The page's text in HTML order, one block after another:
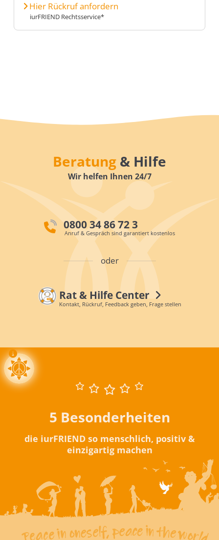
Hier Rückruf anfordern
iurFRIEND Rechtsservice*
Beratung & Hilfe
Wir helfen Ihnen 24/7
0800 34 86 72 3
Anruf & Gespräch sind garantiert kostenlos
oder
Rat & Hilfe Center
Kontakt, Rückruf, Feedback geben, Frage stellen
5 Besonderheiten
die iurFRIEND so menschlich, positiv &
einzigartig machen